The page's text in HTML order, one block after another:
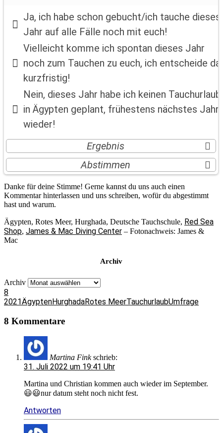
Ja, ich habe schon gebucht/ich tauche dieses
Jahr auf alle Fälle noch mit euch!
Vielleicht komme ich spontan dieses Jahr
noch zum Tauchen zu euch, ich entscheide
kurzfristig!
Nein, dieses Jahr habe ich keinen Tauchurlaub
in Ägypten geplant, frühestens nächstes Jahr
wieder!
Ergebnis
Abstimmen
Hast Du für dieses Jahr noch einen
Tauchurlaub in Hurghada geplant und kommst
uns besuchen?
Ja, ich habe schon gebucht/ich tauche dieses
Jahr auf alle Fälle noch mit euch!
33.74 %
Vielleicht komme ich spontan dieses Jahr
noch zum Tauchen zu euch, ich entscheide das
kurzfristig!
Nein, dieses Jahr habe ich keinen Tauchurlaub
in Ägypten geplant, frühestens nächstes Jahr
wieder!
45.4 %
Danke für deine Stimme! Gerne kannst du uns auch einen
Kommentar hinterlassen und uns schreiben, wofür du abgestimmt
hast und warum.
Ägypten, Rotes Meer, Hurghada, Deutsche Tauchschule, Red Sea
Shop, James & Mac Diving Center – Fotonachweis: James &
Mac
Archiv
Archiv
8
2021ÄgyptenHurghadaRotes MeerTauchurlaubUmfrage
8 Kommentare
Martina Finkschrieb:
31. Juli 2022 um 19:41 Uhr
Martina und Christian kommen auch wieder im September.
😃😃nur datum steht noch nicht fest.
Antworten